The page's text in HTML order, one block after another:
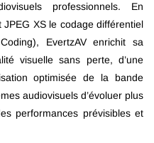
professionnels. En
XS le codage différentiel
EvertzAV enrichit sa
visuelle sans perte, d’une
optimisée de la bande
audiovisuels d’évoluer plus
performances prévisibles et